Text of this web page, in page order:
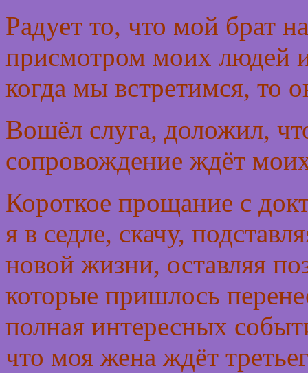
Радует то, что мой брат
присмотром моих людей
когда мы встретимся, то
Вошёл слуга, доложил,
сопровождение ждёт
Короткое прощание с
я в седле, скачу,
новой жизни, оставляя
которые пришлось
полная интересных
что моя жена ждёт